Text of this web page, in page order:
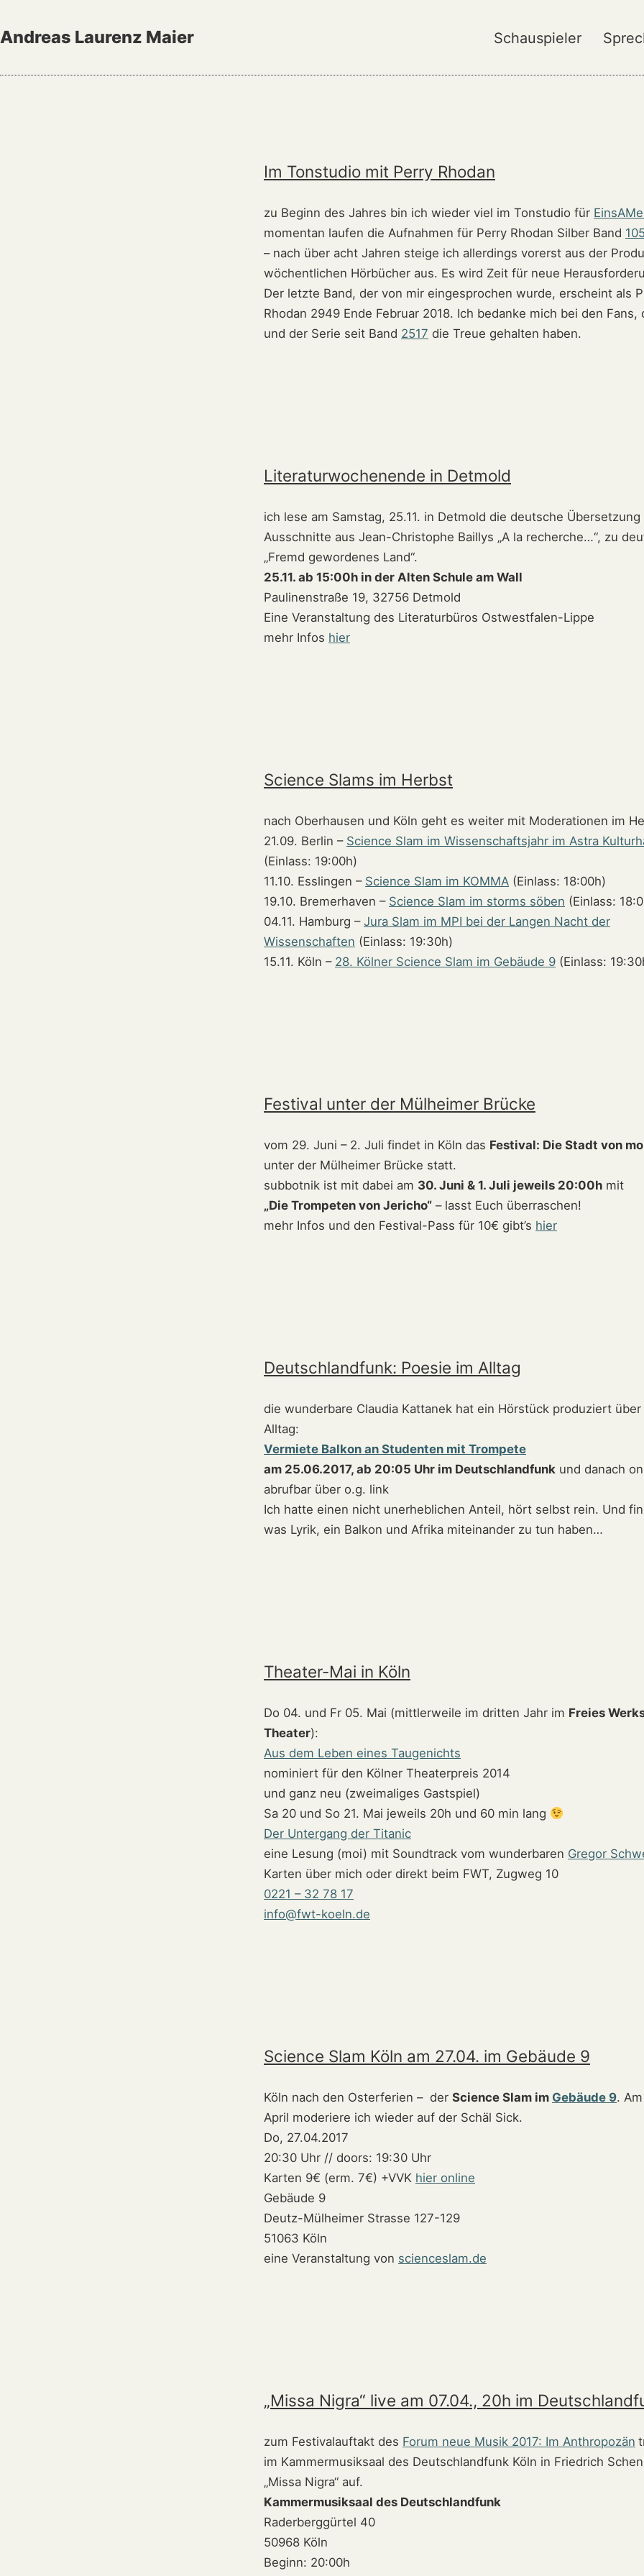
Inhalt
Andreas Laurenz Maier Schauspieler
Im Tonstudio mit Perry Rhodan
zu Beginn des Jahres bin ich wieder viel im Tonstudio für
momentan laufen die Aufnahmen für Perry Rhodan Silber Band 105
– nach über acht Jahren steige ich allerdings vorerst aus der
wöchentlichen Hörbücher aus. Es wird Zeit für neue
Der letzte Band, der von mir eingesprochen wurde, erscheint als
Rhodan 2949 Ende Februar 2018. Ich bedanke mich bei den Fans,
und der Serie seit Band 2517 die Treue gehalten haben.
Literaturwochenende in Detmold
ich lese am Samstag, 25.11. in Detmold die deutsche
Ausschnitte aus Jean-Christophe Baillys „A la recherche…“, zu
„Fremd gewordenes Land“.
25.11. ab 15:00h in der Alten Schule am Wall
Paulinenstraße 19, 32756 Detmold
Eine Veranstaltung des Literaturbüros Ostwestfalen-Lippe
mehr Infos hier
Science Slams im Herbst
nach Oberhausen und Köln geht es weiter mit Moderationen im
21.09. Berlin – Science Slam im Wissenschaftsjahr im Astra
(Einlass: 19:00h)
11.10. Esslingen – Science Slam im KOMMA (Einlass: 18:00h)
19.10. Bremerhaven – Science Slam im storms söben (Einlass:
04.11. Hamburg – Jura Slam im MPI bei der Langen Nacht der
Wissenschaften (Einlass: 19:30h)
15.11. Köln – 28. Kölner Science Slam im Gebäude 9 (Einlass:
Festival unter der Mülheimer Brücke
vom 29. Juni – 2. Juli findet in Köln das Festival: Die Stadt von
unter der Mülheimer Brücke statt.
subbotnik ist mit dabei am 30. Juni & 1. Juli jeweils 20:00h mit
„Die Trompeten von Jericho“ – lasst Euch überraschen!
mehr Infos und den Festival-Pass für 10€ gibt’s hier
Deutschlandfunk: Poesie im Alltag
die wunderbare Claudia Kattanek hat ein Hörstück produziert über
Alltag:
Vermiete Balkon an Studenten mit Trompete
am 25.06.2017, ab 20:05 Uhr im Deutschlandfunk und danach
abrufbar über o.g. link
Ich hatte einen nicht unerheblichen Anteil, hört selbst rein. Und
was Lyrik, ein Balkon und Afrika miteinander zu tun haben…
Theater-Mai in Köln
Do 04. und Fr 05. Mai (mittlerweile im dritten Jahr im Freies
Theater):
Aus dem Leben eines Taugenichts
nominiert für den Kölner Theaterpreis 2014
und ganz neu (zweimaliges Gastspiel)
Sa 20 und So 21. Mai jeweils 20h und 60 min lang
Der Untergang der Titanic
eine Lesung (moi) mit Soundtrack vom wunderbaren Gregor
Karten über mich oder direkt beim FWT, Zugweg 10
0221 – 32 78 17
info@fwt-koeln.de
Science Slam Köln am 27.04. im Gebäude 9
Köln nach den Osterferien – der Science Slam im Gebäude 9.
April moderiere ich wieder auf der Schäl Sick.
Do, 27.04.2017
20:30 Uhr // doors: 19:30 Uhr
Karten 9€ (erm. 7€) +VVK hier online
Gebäude 9
Deutz-Mülheimer Strasse 127-129
51063 Köln
eine Veranstaltung von scienceslam.de
„Missa Nigra“ live am 07.04., 20h im
zum Festivalauftakt des Forum neue Musik 2017: Im Anthropozän
im Kammermusiksaal des Deutschlandfunk Köln in Friedrich
„Missa Nigra“ auf.
Kammermusiksaal des Deutschlandfunk
Raderberggürtel 40
50968 Köln
Beginn: 20:00h